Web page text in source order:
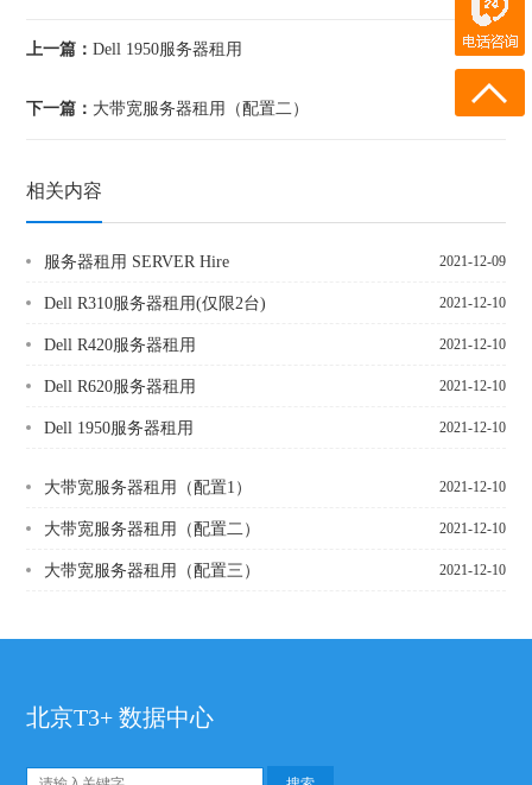
上一篇：Dell 1950服务器租用
下一篇： 大带宽服务器租用（配置二）
相关内容
服务器租用 SERVER Hire 2021-12-09
Dell R310服务器租用(仅限2台) 2021-12-10
Dell R420服务器租用 2021-12-10
Dell R620服务器租用 2021-12-10
Dell 1950服务器租用 2021-12-10
大带宽服务器租用（配置1） 2021-12-10
大带宽服务器租用（配置二） 2021-12-10
大带宽服务器租用（配置三） 2021-12-10
北京T3+ 数据中心